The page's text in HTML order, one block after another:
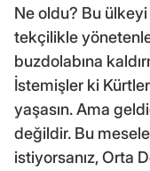
Ne oldu? Bu
tekçilikle
buzdolabına
İstemişler ki
yaşasın. Ama
değildir. Bu
istiyorsanız, Orta